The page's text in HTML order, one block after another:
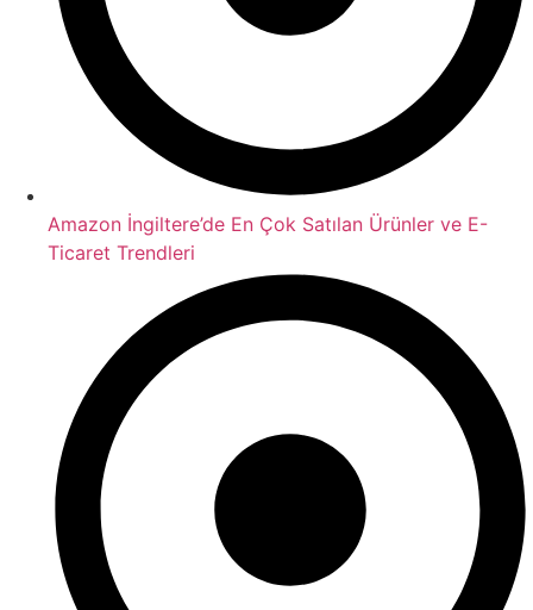
Amazon İngiltere’de En Çok Satılan Ürünler ve E-
Ticaret Trendleri